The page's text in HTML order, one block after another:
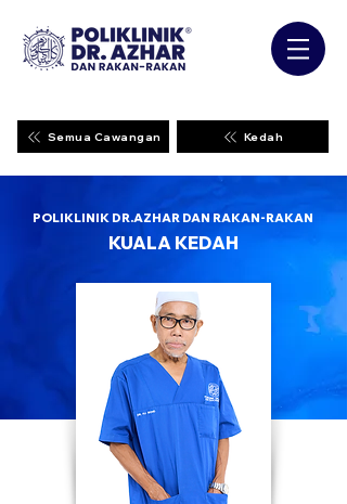
Semua Cawangan Kedah
POLIKLINIK DR.AZHAR DAN RAKAN-RAKAN
KUALA KEDAH